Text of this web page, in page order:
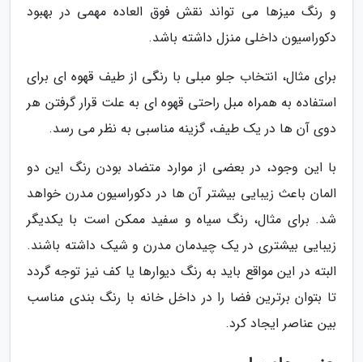
و رنگ میزها می تواند نقش فوق العاده مهمی در بهبود
دکوراسیون داخلی منزل داشته باشد.
برای مثال، انتخاب جلو مبلی با رنگی از طیف قهوه ای برای
استفاده به همراه مبل راحتی قهوه ای به علت قرار گرفتن هر
دوی آن ها در یک طیف، گزینه مناسبی به نظر می رسد.
با این وجود، در بعضی از موارد متضاد بودن رنگ این دو
المان باعث زیبایی بیشتر آن ها در دکوراسیون مدرن خواهد
شد. برای مثال، رنگ سیاه و سفید ممکن است با یکدیگر
زیبایی بیشتری در یک چیدمان مدرن و شیک داشته باشند.
البته در این مواقع باید به رنگ دیوارها یا کف نیز توجه گردد
تا بتوان برترین فضا را در داخل خانه با رنگ بندی مناسب
بین عناصر ایجاد کرد.